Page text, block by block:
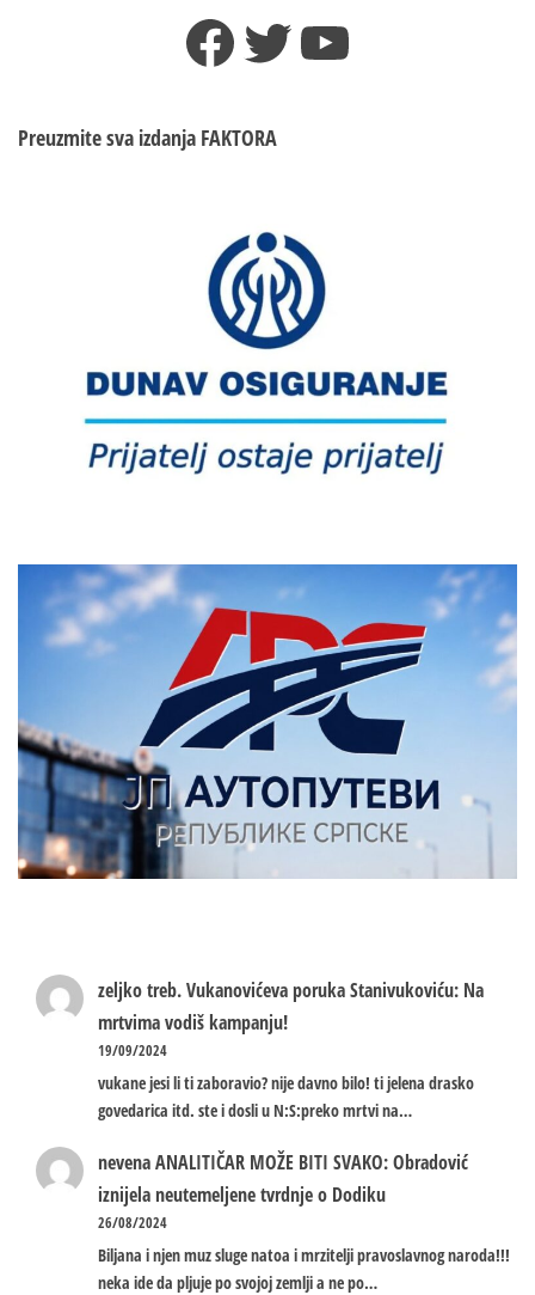
Facebook
TwitterYouTube
Preuzmite sva izdanja FAKTORA
zeljko treb.Vukanovićeva poruka Stanivukoviću: Na
mrtvima vodiš kampanju!
19/09/2024
vukane jesi li ti zaboravio? nije davno bilo! ti jelena drasko
govedarica itd. ste i dosli u N:S:preko mrtvi na…
nevenaANALITIČAR MOŽE BITI SVAKO: Obradović
iznijela neutemeljene tvrdnje o Dodiku
26/08/2024
Biljana i njen muz sluge natoa i mrzitelji pravoslavnog naroda!!!
neka ide da pljuje po svojoj zemlji a ne po…